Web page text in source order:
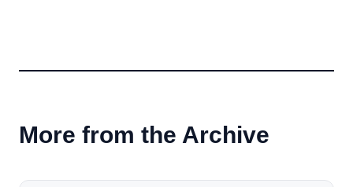
More from the Archive